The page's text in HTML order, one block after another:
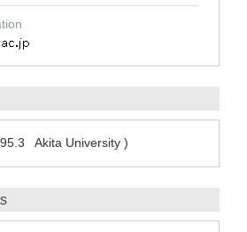
Akita University )